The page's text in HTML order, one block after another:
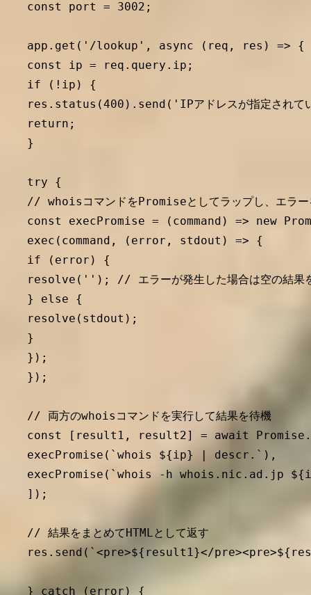
const port = 3002;
app.get('/lookup', async (req, res) => {
const ip = req.query.ip;
if (!ip) {
res.status(400).send('IPアドレスが指定されて
return;
}
try {
// whoisコマンドをPromiseとしてラップし、エラー
const execPromise = (command) => new
exec(command, (error, stdout) => {
if (error) {
resolve(''); // エラーが発生した場合は空の結果
} else {
resolve(stdout);
}
});
});
// 両方のwhoisコマンドを実行して結果を待機
const [result1, result2] = await
execPromise(`whois ${ip} | descr.`),
execPromise(`whois -h whois.nic.ad.jp
]);
// 結果をまとめてHTMLとして返す
res.send(`<pre>${result1}</
} catch (error) {